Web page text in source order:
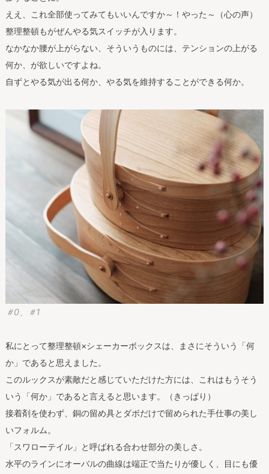
ええ、これ全部使ってみてもいいんですか～！やった～（心の声）
整理整頓もがぜんやる気スイッチが入ります。
なかなか腰が上がらない、そういうものには、テンションの上がる
何か、が欲しいですよね。
自ずとやる気が出る何か、やる気を維持することができる何か。
＃0、＃1
私にとって整理整頓×シェーカーボックスは、まさにそういう「何
か」であると思えました。
このルックスが素敵だと感じていただけた方には、これはもうそう
いう「何か」であると言えると思います。（きっぱり）
接着剤を使わず、銅の留め具とダボだけで留められた手仕事の美し
いフォルム。
「スワローテイル」と呼ばれる合わせ部分の美しさ。
水平のラインにオーバルの曲線は端正で当たりが優しく、目にも優